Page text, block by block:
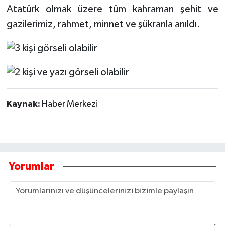
Atatürk olmak üzere tüm kahraman şehit ve
gazilerimiz, rahmet, minnet ve şükranla anıldı.
Kaynak: Haber Merkezi
Yorumlar
Yerel
İletişim
Künye